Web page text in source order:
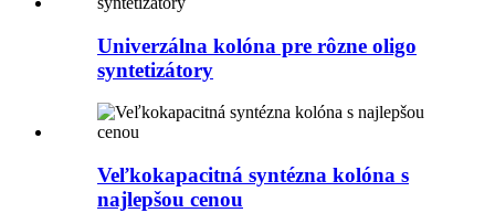
Univerzálna kolóna pre rôzne oligo
syntetizátory
Veľkokapacitná syntézna kolóna s
najlepšou cenou